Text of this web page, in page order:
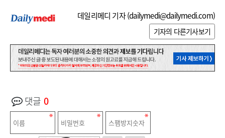
데일리메디 기자 (dailymedi@dailymedi.com)
기자의 다른기사보기
댓글 0